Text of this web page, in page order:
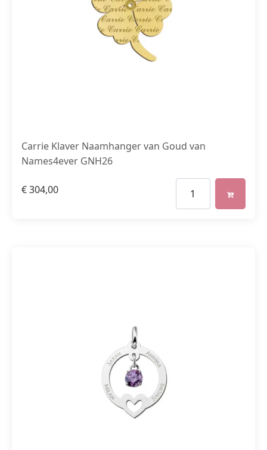
Carrie Klaver Naamhanger van Goud van
Names4ever GNH26
€304,00